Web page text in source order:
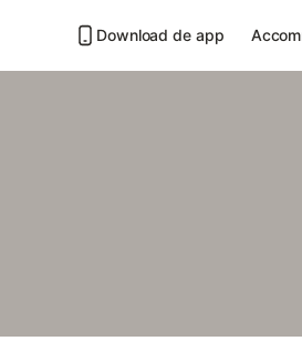
Download de app